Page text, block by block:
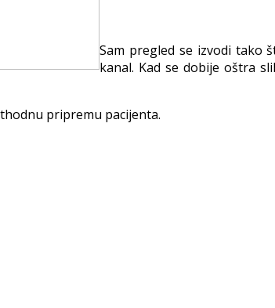
Sam pregled se izvodi tako
kanal. Kad se dobije oštra
pripremu pacijenta.